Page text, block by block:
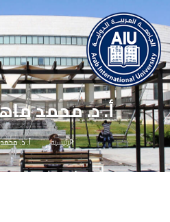
أ. د. محمد
الرئيسية أ. د.